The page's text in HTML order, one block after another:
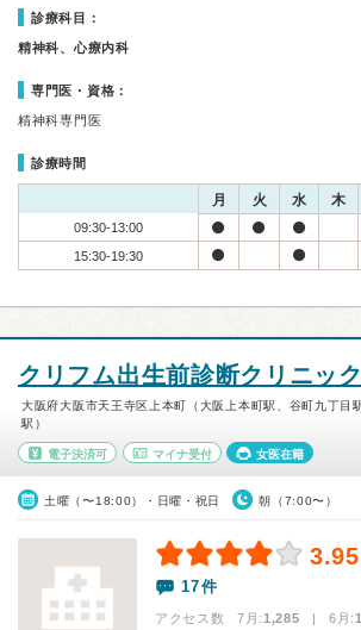
診療科目：
精神科、心療内科
専門医・資格：
精神科専門医
診療時間
月 火 水 木
09:30-13:00
15:30-19:30
クリフム出生前診断クリニック
大阪府大阪市天王寺区上本町（大阪上本町駅、谷町九丁目
駅）
電子決済可 マイナ受付 女医在籍
土曜（〜18:00）・日曜・祝日 朝（7:00〜）
3.95
17件
アクセス数 7月:1,285 | 6月: